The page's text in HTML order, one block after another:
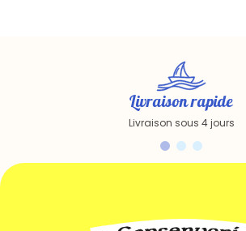
Livraison rapide
Livraison sous 4 jours